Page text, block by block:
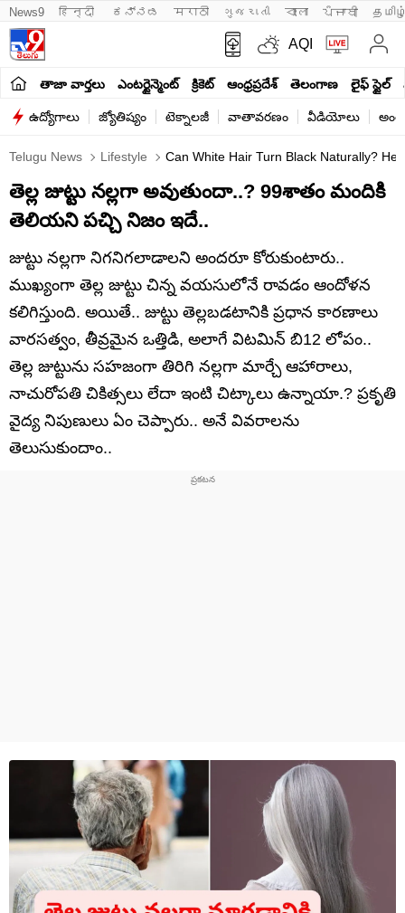
News9 हिन्दी ಕನ್ನಡ मराठी ગુજરાતી বাংলা ਪੰਜਾਬੀ
AQI
తాజా వార్తలు ఎంటర్టైన్మెంట్ క్రికెట్ ఆంధ్రప్రదేశ్ తెలంగాణ లైఫ్ స్టైల్
ఉద్యోగాలు జ్యోతిష్యం టెక్నాలజీ వాతావరణం వీడియోలు
Telugu News Lifestyle Can White Hair Turn Black Naturally?
తెల్ల జుట్టు నల్లగా అవుతుందా..? 99శాతం మందికి
తెలియని పచ్చి నిజం ఇదే..
జుట్టు నల్లగా నిగనిగలాడాలని అందరూ కోరుకుంటారు..
ముఖ్యంగా తెల్ల జుట్టు చిన్న వయసులోనే రావడం ఆందోళన
కలిగిస్తుంది. అయితే.. జుట్టు తెల్లబడటానికి ప్రధాన కారణాలు
వారసత్వం, తీవ్రమైన ఒత్తిడి, అలాగే విటమిన్ బి12 లోపం..
తెల్ల జుట్టును సహజంగా తిరిగి నల్లగా మార్చే ఆహారాలు,
నాచురోపతి చికిత్సలు లేదా ఇంటి చిట్కాలు ఉన్నాయా.? ప్రకృతి
వైద్య నిపుణులు ఏం చెప్పారు.. అనే వివరాలను
తెలుసుకుందాం..